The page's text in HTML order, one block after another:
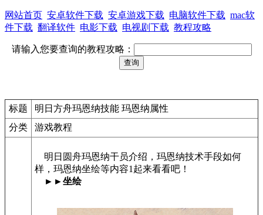
网站首页 安卓软件下载 安卓游戏下载 电脑软件下载 mac软
件下载 翻译软件 电影下载 电视剧下载 教程攻略
请输入您要查询的教程攻略：
标题
明日方舟玛恩纳技能 玛恩纳属性
分类
游戏教程
明日圆舟玛恩纳干员介绍，玛恩纳技术手段如何
样，玛恩纳坐绘等内容1起来看看吧！
►►坐绘